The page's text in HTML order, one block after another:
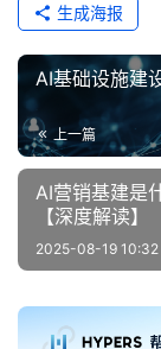
生成海报
AI基础设施建
上一篇
AI营销基建是
【深度解读】
2025-08-19 10:32